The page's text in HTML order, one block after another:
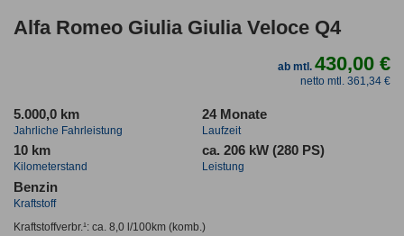
Alfa Romeo Giulia Giulia Veloce Q4
ab mtl.430,00 €
netto mtl. 361,34 €
5.000,0 km
Jahrliche Fahrleistung
24 Monate
Laufzeit
10 km
Kilometerstand
ca. 206 kW (280 PS)
Leistung
Benzin
Kraftstoff
Kraftstoffverbr.¹: ca. 8,0 l/100km(komb.)